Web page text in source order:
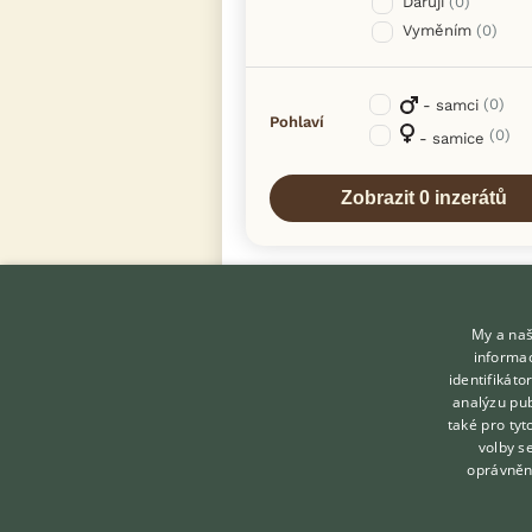
Vyměním (0)
Pohlaví
- samci (0)
- samice (0)
KONTAKT DO REDAKCE
My a
analýzu
také pro
volby